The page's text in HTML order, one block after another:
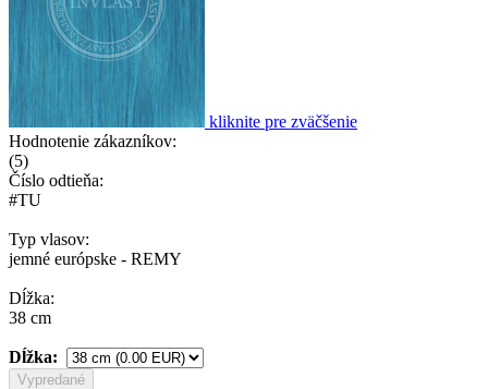
kliknite pre zväčšenie
Hodnotenie zákazníkov:
(5)
Číslo odtieňa:
#TU
Typ vlasov:
jemné európske - REMY
Dĺžka:
38 cm
Dĺžka:
Vypredané